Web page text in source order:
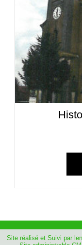
Site réalisé et Suivi par